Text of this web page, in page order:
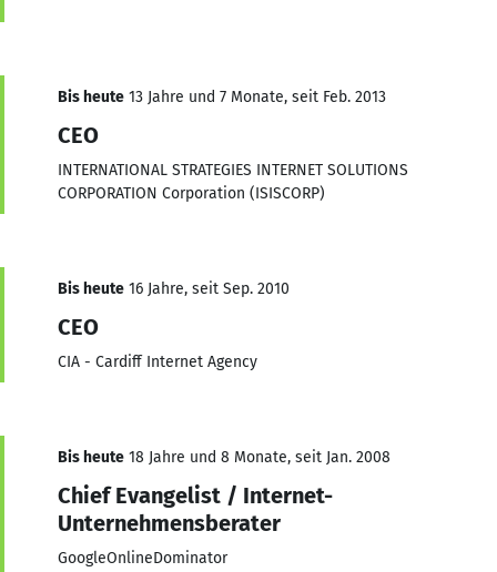
Bis heute 13 Jahre und 7 Monate, seit Feb. 2013
CEO
INTERNATIONAL STRATEGIES INTERNET SOLUTIONS
CORPORATION Corporation (ISISCORP)
Bis heute 16 Jahre, seit Sep. 2010
CEO
CIA - Cardiff Internet Agency
Bis heute 18 Jahre und 8 Monate, seit Jan. 2008
Chief Evangelist / Internet-
Unternehmensberater
GoogleOnlineDominator